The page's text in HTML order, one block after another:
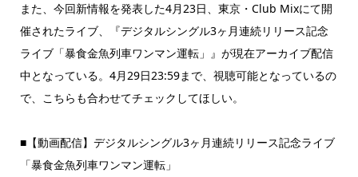
また、今回新情報を発表した4月23日、東京・Club Mixにて開
催されたライブ、『デジタルシングル3ヶ月連続リリース記念
ライブ「暴食金魚列車ワンマン運転」』が現在アーカイブ配信
中となっている。4月29日23:59まで、視聴可能となっているの
で、こちらも合わせてチェックしてほしい。
■【動画配信】デジタルシングル3ヶ月連続リリース記念ライブ
「暴食金魚列車ワンマン運転」